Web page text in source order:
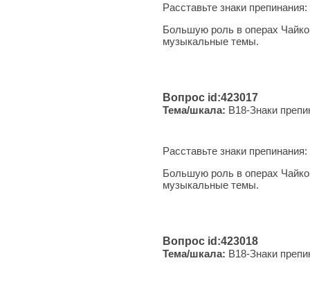
Расставьте знаки
Большую роль в операх
музыкальные темы.
Вопрос id:423017
Тема/шкала: B18-Знаки
Расставьте знаки
Большую роль в операх
музыкальные темы.
Вопрос id:423018
Тема/шкала: B18-Знаки